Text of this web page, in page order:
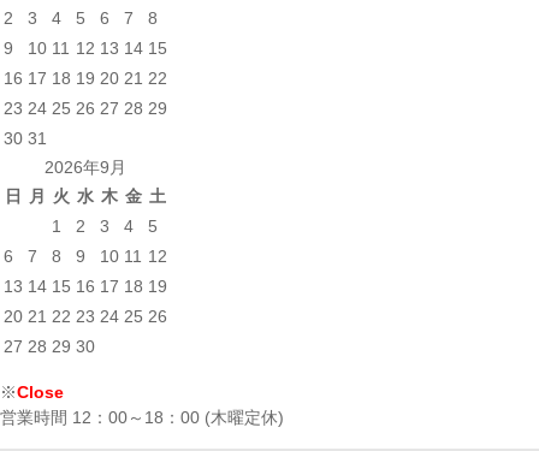
2
3 4 5 6 7
8
9
10 11 12 13 14 15
16 17 18 19 20 21 22
23 24 25 26 27 28 29
30 31
2026年9月
日
月 火 水 木 金 土
1
2 3 4
5
6
7 8 9 10 11 12
13 14 15 16 17 18 19
20 21 22 23 24 25 26
27 28 29 30
※Close
営業時間 12：00～18：00 (木曜定休)